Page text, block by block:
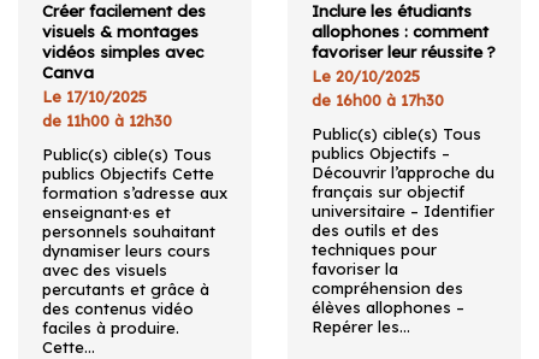
Créer facilement des
visuels & montages
vidéos simples avec
Canva
Le 17/10/2025
de 11h00 à 12h30
Public(s) cible(s) Tous
publics Objectifs Cette
formation s’adresse aux
enseignant·es et
personnels souhaitant
dynamiser leurs cours
avec des visuels
percutants et grâce à
des contenus vidéo
faciles à produire.
Cette…
Inclure les étudiants
allophones : comment
favoriser leur réussite ?
Le 20/10/2025
de 16h00 à 17h30
Public(s) cible(s) Tous
publics Objectifs –
Découvrir l’approche du
français sur objectif
universitaire – Identifier
des outils et des
techniques pour
favoriser la
compréhension des
élèves allophones –
Repérer les…